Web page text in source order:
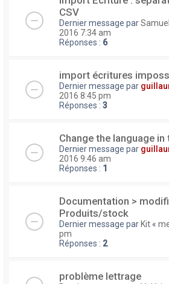
CSV
Dernier message par
2016 7:34 am
Réponses : 6
import écritures
Dernier message par
2016 8:45 pm
Réponses : 3
Change the language in
Dernier message par
2016 9:46 am
Réponses : 1
Documentation >
Produits/stock
Dernier message parKit «
pm
Réponses : 2
problème lettrage